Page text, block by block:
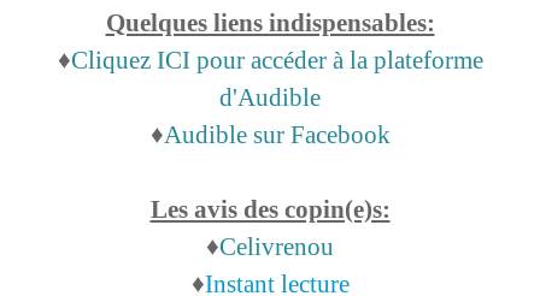
Quelques liens indispensables:
♦Cliquez ICI pour accéder à la plateforme
d'Audible
♦Audible sur Facebook
Les avis des copin(e)s:
♦Celivrenou
♦Instant lecture